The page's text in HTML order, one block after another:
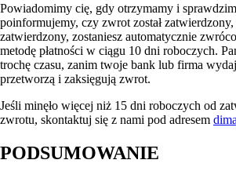
Powiadomimy cię, gdy otrzymamy i
poinformujemy, czy zwrot został
zatwierdzony, zostaniesz automatycznie
metodę płatności w ciągu 10 dni roboczych.
trochę czasu, zanim twoje bank lub firma
przetworzą i zaksięgują zwrot.
Jeśli minęło więcej niż 15 dni roboczych od
zwrotu, skontaktuj się z nami pod adresem
PODSUMOWANIE